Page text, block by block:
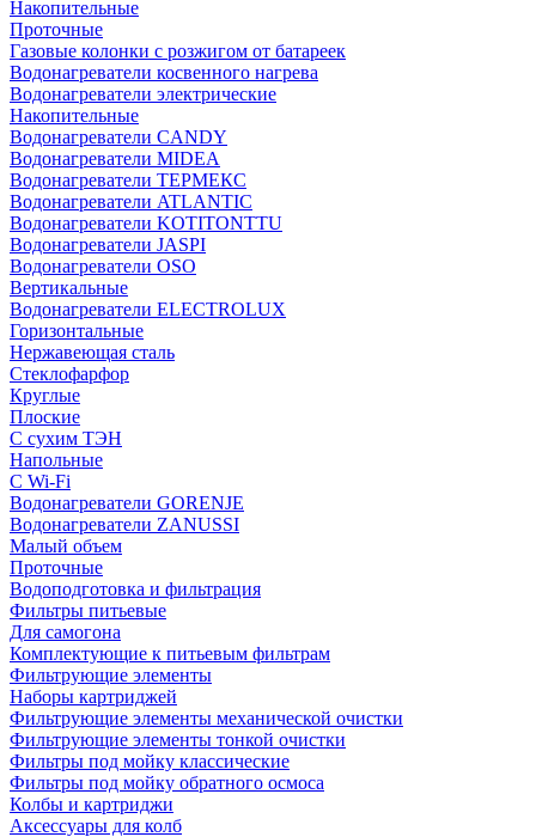
Накопительные
Проточные
Газовые колонки с розжигом от батареек
Водонагреватели косвенного нагрева
Водонагреватели электрические
Накопительные
Водонагреватели CANDY
Водонагреватели MIDEA
Водонагреватели ТЕРМЕКС
Водонагреватели ATLANTIC
Водонагреватели KOTITONTTU
Водонагреватели JASPI
Водонагреватели OSO
Вертикальные
Водонагреватели ELECTROLUX
Горизонтальные
Нержавеющая сталь
Стеклофарфор
Круглые
Плоские
С сухим ТЭН
Напольные
С Wi-Fi
Водонагреватели GORENJE
Водонагреватели ZANUSSI
Малый объем
Проточные
Водоподготовка и фильтрация
Фильтры питьевые
Для самогона
Комплектующие к питьевым фильтрам
Фильтрующие элементы
Наборы картриджей
Фильтрующие элементы механической очистки
Фильтрующие элементы тонкой очистки
Фильтры под мойку классические
Фильтры под мойку обратного осмоса
Колбы и картриджи
Аксессуары для колб